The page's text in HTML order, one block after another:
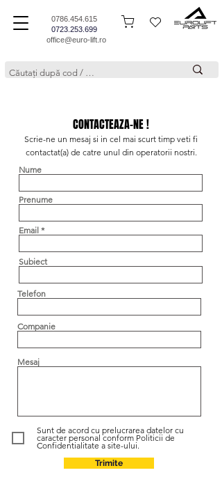
0786.454.615
0723.253.699
office@euro-lift.ro
CONTACTEAZA-NE !
Scrie-ne un mesaj si in cel mai scurt timp veti fi
contactat(a) de catre unul din operatorii nostri.
Nume
Prenume
Email
Subiect
Telefon
Companie
Mesaj
Sunt de acord cu prelucrarea datelor cu
caracter personal conform Politicii de
Confidentialitate a site-ului.
Trimite